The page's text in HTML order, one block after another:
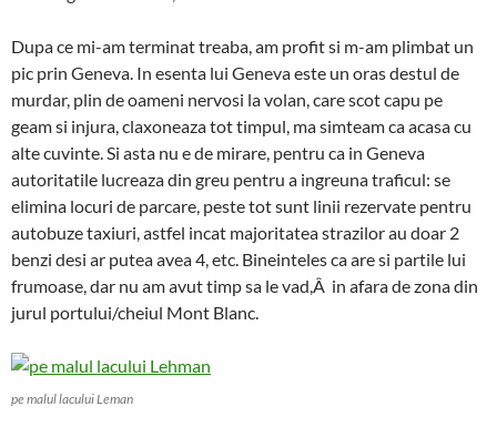
Dupa ce mi-am terminat treaba, am profit si m-am plimbat un
pic prin Geneva. In esenta lui Geneva este un oras destul de
murdar, plin de oameni nervosi la volan, care scot capu pe
geam si injura, claxoneaza tot timpul, ma simteam ca acasa cu
alte cuvinte. Si asta nu e de mirare, pentru ca in Geneva
autoritatile lucreaza din greu pentru a ingreuna traficul: se
elimina locuri de parcare, peste tot sunt linii rezervate pentru
autobuze taxiuri, astfel incat majoritatea strazilor au doar 2
benzi desi ar putea avea 4, etc. Bineinteles ca are si partile lui
frumoase, dar nu am avut timp sa le vad,Â in afara de zona din
jurul portului/cheiul Mont Blanc.
pe malul lacului Leman